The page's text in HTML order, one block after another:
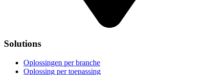
Solutions
Oplossingen per branche
Oplossing per toepassing